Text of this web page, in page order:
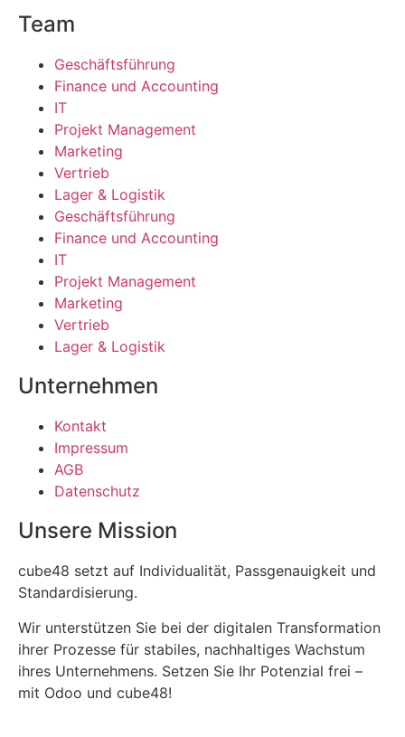
Team
Geschäftsführung
Finance und Accounting
IT
Projekt Management
Marketing
Vertrieb
Lager & Logistik
Geschäftsführung
Finance und Accounting
IT
Projekt Management
Marketing
Vertrieb
Lager & Logistik
Unternehmen
Kontakt
Impressum
AGB
Datenschutz
Unsere Mission
cube48 setzt auf Individualität, Passgenauigkeit und
Standardisierung.
Wir unterstützen Sie bei der digitalen Transformation
ihrer Prozesse für stabiles, nachhaltiges Wachstum
ihres Unternehmens. Setzen Sie Ihr Potenzial frei –
mit Odoo und cube48!